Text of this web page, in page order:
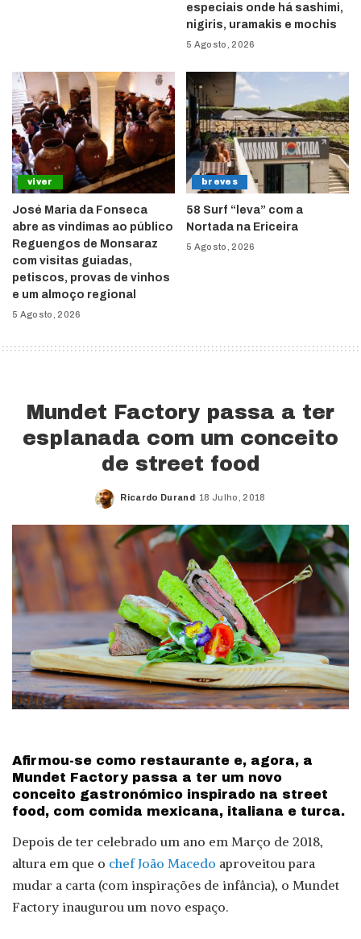
especiais onde há sashimi,
nigiris, uramakis e mochis
5 Agosto, 2026
viver
José Maria da Fonseca
abre as vindimas ao público
Reguengos de Monsaraz
com visitas guiadas,
petiscos, provas de vinhos
e um almoço regional
5 Agosto, 2026
breves
58 Surf “leva” com a
Nortada na Ericeira
5 Agosto, 2026
Mundet Factory passa a ter
esplanada com um conceito
de street food
Posted
Ricardo Durand 18 Julho, 2018
Afirmou-se como restaurante e, agora, a
Mundet Factory passa a ter um novo
conceito gastronómico inspirado na street
food, com comida mexicana, italiana e turca.
Depois de ter celebrado um ano em Março de 2018,
altura em que o chef João Macedo aproveitou para
mudar a carta (com inspirações de infância), o Mundet
Factory inaugurou um novo espaço.